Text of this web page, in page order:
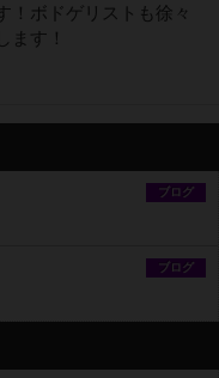
！ボドゲリストも徐々
ます！
ブログ
ブログ